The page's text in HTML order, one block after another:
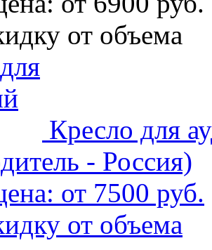
от объема
Кресло для
- Россия)
от 7500 руб.
от объема